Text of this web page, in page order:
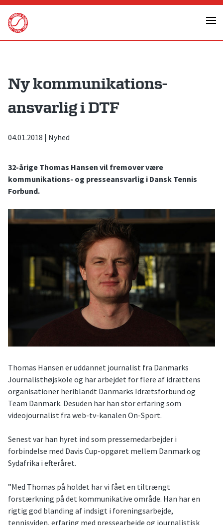
Skip
content
Ny kommunikations­
ansvarlig i DTF
04.01.2018 | Nyhed
32-årige Thomas Hansen vil fremover være
kommunikations- og presseansvarlig i Dansk Tennis
Forbund.
Thomas Hansen er uddannet journalist fra Danmarks
Journalisthøjskole og har arbejdet for flere af idrættens
organisationer heriblandt Danmarks Idrætsforbund og
Team Danmark. Desuden har han stor erfaring som
videojournalist fra web-tv-kanalen On-Sport.
Senest var han hyret ind som pressemedarbejder i
forbindelse med Davis Cup-opgøret mellem Danmark og
Sydafrika i efteråret.
”Med Thomas på holdet har vi fået en tiltrængt
forstærkning på det kommunikative område. Han har en
rigtig god blanding af indsigt i foreningsarbejde,
tennisviden, erfaring med pressearbejde og journalistisk